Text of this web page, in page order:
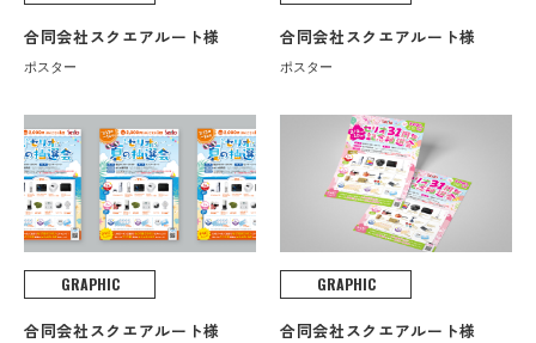
合同会社スクエアルート様
ポスター
合同会社スクエアルート様
ポスター
GRAPHIC
合同会社スクエアルート様
GRAPHIC
合同会社スクエアルート様